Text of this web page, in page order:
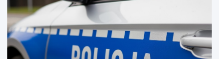
a
l
n
o
ś
n
c
i
e